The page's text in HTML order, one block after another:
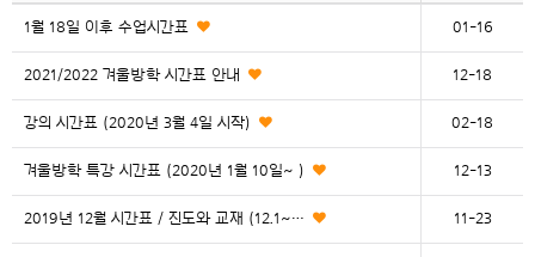
1월 18일 이후 수업시간표 01-16
2021/2022 겨울방학 시간표 안내 12-18
강의 시간표 (2020년 3월 4일 시작) 02-18
겨울방학 특강 시간표 (2020년 1월 10일~ ) 12-13
2019년 12월 시간표 / 진도와 교재 (12.1~… 11-23